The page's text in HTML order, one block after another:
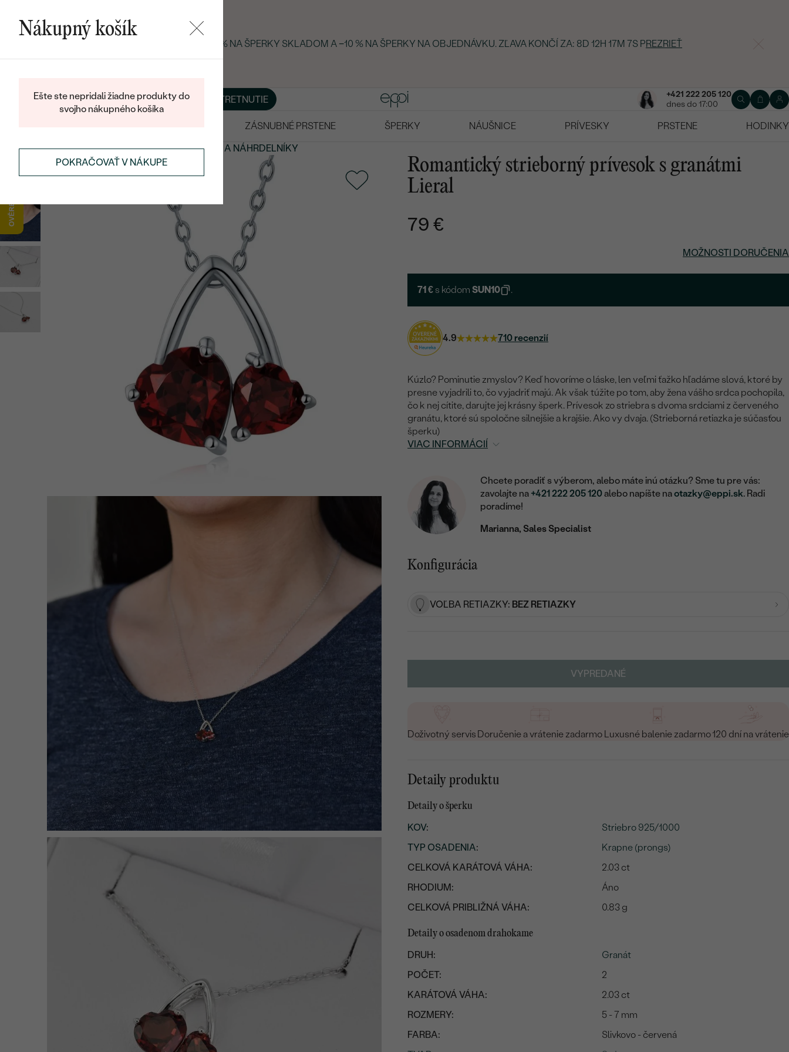
LETNÝ BLACK FRIDAY: −25 % NA ŠPERKY SKLADOM A −10 % NA ŠPERKY NA OBJEDNÁVKU. ZĽAVA KONČÍ ZA: 8D 12H 17M 6S PREZRIEŤ
BLOGŠPERKY NA MIERU DOHODNÚŤ STRETNUTIE
+421 222 205 120
dnes do 17:00
ZÁSNUBNÉ PRSTENE ŠPERKY NÁUŠNICE PRÍVESKY PRSTENE
HODINKY
PRÍVESKY A NÁHRDELNÍKYSTRIEBORNÉ PRÍVESKY A NÁHRDELNÍKY
Romantický strieborný prívesok s granátmi
Lieral
79 €
MOŽNOSTI DORUČENIA
71 € s kódomSUN10 .
4.9 710 recenzií
Kúzlo? Pominutie zmyslov? Keď hovoríme o láske, len veľmi ťažko hľadáme slová, ktoré by
presne vyjadrili to, čo vyjadriť majú. Ak však túžite po tom, aby žena vášho srdca pochopila,
čo k nej cítite, darujte jej krásny šperk. Prívesok zo striebra s dvoma srdciami z červeného
granátu, ktoré sú spoločne silnejšie a krajšie. Ako vy dvaja. (Strieborná retiazka je súčasťou
šperku)
VIAC INFORMÁCIÍ
Chcete poradiť s výberom, alebo máte inú otázku? Sme tu pre vás:
zavolajte na +421 222 205 120alebo napíšte naotazky@eppi.sk. Radi
poradíme!
Marianna, Sales Specialist
Konfigurácia
VOĽBA RETIAZKY: BEZ RETIAZKY
VYPREDANÉ
Doživotný servis Doručenie a vrátenie zadarmo Luxusné balenie zadarmo120 dní na vrátenie
Detaily produktu
Detaily o šperku
KOV:
Striebro 925/1000
TYP OSADENIA:
Krapne (prongs)
CELKOVÁ KARÁTOVÁ VÁHA:
2.03 ct
RHODIUM:
Áno
CELKOVÁ PRIBLIŽNÁ VÁHA:
0.83 g
Detaily o osadenom drahokame
DRUH:
Granát
POČET:
2
KARÁTOVÁ VÁHA:
2.03 ct
ROZMERY:
5 - 7 mm
FARBA:
Slivkovo - červená
Nákupný košík
Ešte ste nepridali žiadne produkty do
svojho nákupného košíka
POKRAČOVAŤ V NÁKUPE